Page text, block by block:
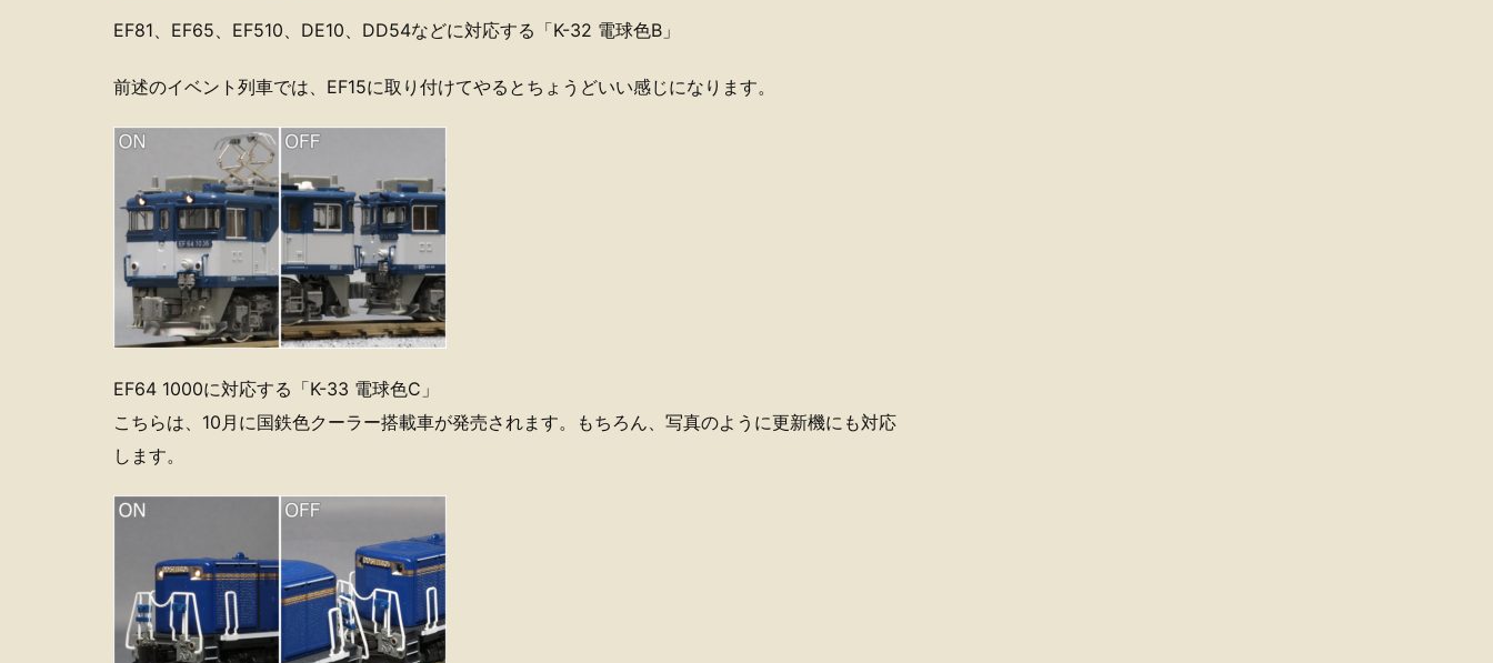
EF81、EF65、EF510、DE10、DD54などに対応する「K-32 電球色B」
前述のイベント列車では、EF15に取り付けてやるとちょうどいい感じになります。
EF64 1000に対応する「K-33 電球色C」
こちらは、10月に国鉄色クーラー搭載車が発売されます。もちろん、写真のように更新機にも対応
します。